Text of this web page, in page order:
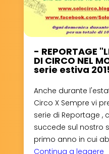
- REPORTAGE
DI CIRCO NEL
serie estiva
Anche durante
Circo X Sempre vi
serie di Reportage ,
succede sul nostro
primo anno in cui
Continua a leggere